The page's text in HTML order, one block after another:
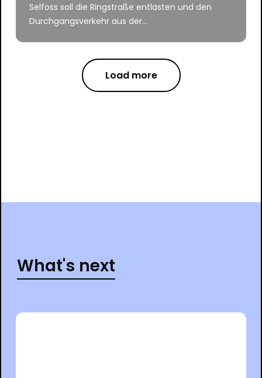
Selfoss soll die Ringstraße entlasten und den
Durchgangsverkehr aus der...
Load more
What's next